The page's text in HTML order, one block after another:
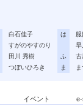
白石佳子
すがのやすのり
田川 秀樹
つぼいひろき
は
早
ふ
古
ま
イベント